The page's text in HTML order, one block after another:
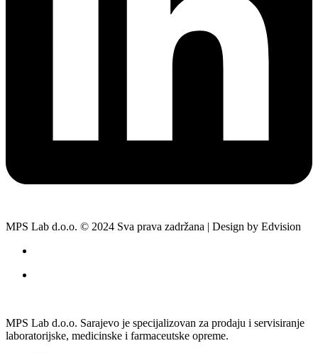
MPS Lab d.o.o. © 2024 Sva prava zadržana | Design by Edvision
MPS Lab d.o.o. Sarajevo je specijalizovan za prodaju i servisiranje
laboratorijske, medicinske i farmaceutske opreme.